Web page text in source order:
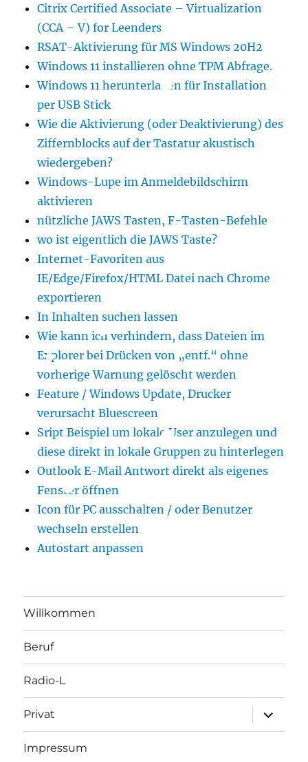
Citrix Certified Associate – Virtualization
(CCA – V) for Leenders
RSAT-Aktivierung für MS Windows 20H2
Windows 11 installieren ohne TPM Abfrage.
Windows 11 herunterladen für Installation
per USB Stick
Wie die Aktivierung (oder Deaktivierung) des
Ziffernblocks auf der Tastatur akustisch
wiedergeben?
Windows-Lupe im Anmeldebildschirm
aktivieren
nützliche JAWS Tasten, F-Tasten-Befehle
wo ist eigentlich die JAWS Taste?
Internet-Favoriten aus
IE/Edge/Firefox/HTML Datei nach Chrome
exportieren
In Inhalten suchen lassen
Wie kann ich verhindern, dass Dateien im
Explorer bei Drücken von „entf.“ ohne
vorherige Warnung gelöscht werden
Feature / Windows Update, Drucker
verursacht Bluescreen
Sript Beispiel um lokale User anzulegen und
diese direkt in lokale Gruppen zu hinterlegen
Outlook E-Mail Antwort direkt als eigenes
Fenster öffnen
Icon für PC ausschalten / oder Benutzer
wechseln erstellen
Autostart anpassen
Willkommen
Beruf
Radio-L
Privat
öffnen
Impressum